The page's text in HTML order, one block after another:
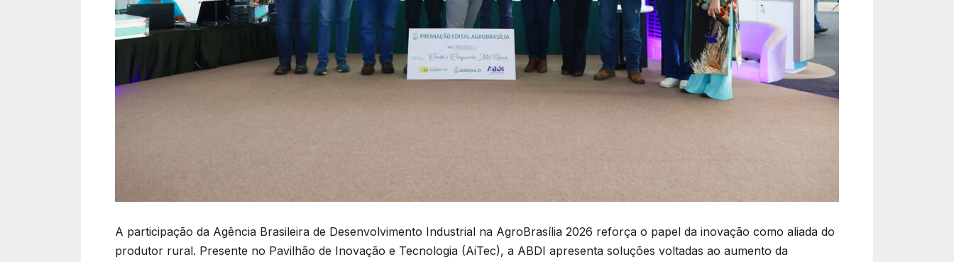
A participação da Agência Brasileira de Desenvolvimento Industrial na AgroBrasília 2026 reforça o papel da inovação como aliada do
produtor rural. Presente no Pavilhão de Inovação e Tecnologia (AiTec), a ABDI apresenta soluções voltadas ao aumento da